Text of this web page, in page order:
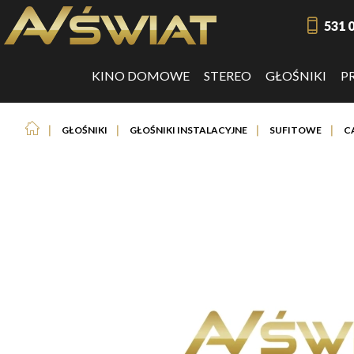
531
KINO DOMOWE STEREO GŁOŚNIKI
❘ GŁOŚNIKI ❘ GŁOŚNIKI INSTALACYJNE ❘ SUFITOWE ❘